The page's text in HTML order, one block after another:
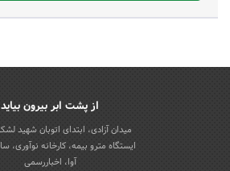
از پشت ابر بیرون بیاید
میدان آزادی، ابتدای اتوبان شهید
ایستگاه مترو بیمه، کارخانه نوآوری،
آوا، اخباررسمی